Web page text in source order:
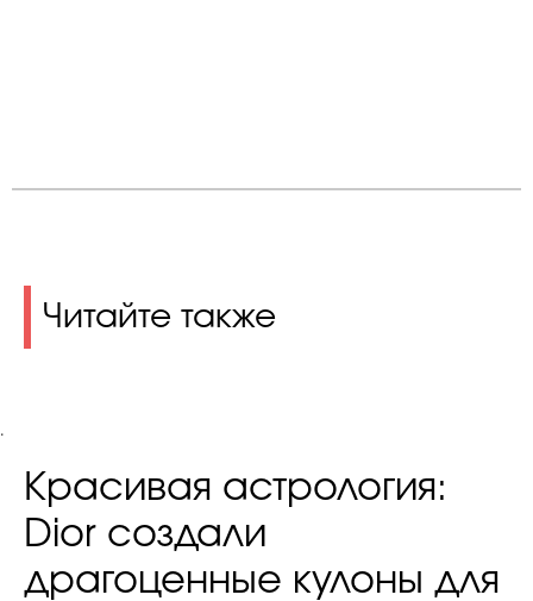
Читайте также
.
Красивая астрология:
Dior создали
драгоценные кулоны для